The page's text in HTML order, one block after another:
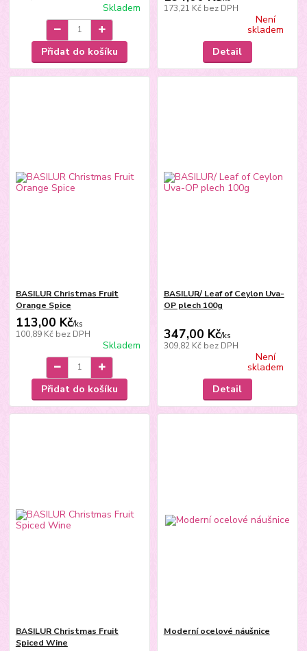
Skladem
Přidat do košíku
173,21 Kč bez DPH
Není
skladem
Detail
BASILUR Christmas Fruit
Orange Spice
113,00 Kč/ks
100,89 Kč bez DPH
Skladem
Přidat do košíku
BASILUR/ Leaf of Ceylon Uva-
OP plech 100g
347,00 Kč/ks
309,82 Kč bez DPH
Není
skladem
Detail
BASILUR Christmas Fruit
Spiced Wine
Moderní ocelové náušnice